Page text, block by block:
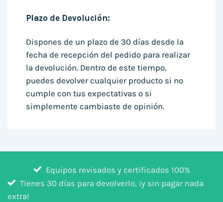
Plazo de Devolución:
Dispones de un plazo de 30 días desde la
fecha de recepción del pedido para realizar
la devolución. Dentro de este tiempo,
puedes devolver cualquier producto si no
cumple con tus expectativas o si
simplemente cambiaste de opinión.
Equipos revisados y certificados 100%
Tienes 30 días para devolverlo, ¡y sin pagar nada
extra!